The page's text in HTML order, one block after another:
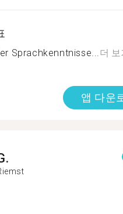
Sprachkenntnisse...더 보
앱 다운